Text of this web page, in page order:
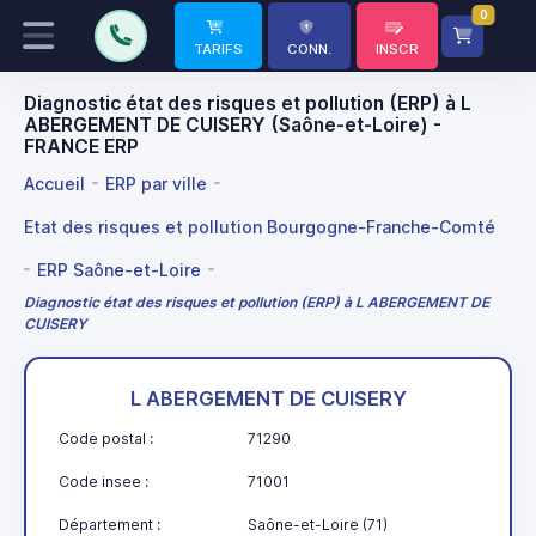
TARIFS CONN. INSCR
0
Diagnostic état des risques et pollution (ERP) à L
ABERGEMENT DE CUISERY (Saône-et-Loire) -
FRANCE ERP
Accueil ERP par ville
Etat des risques et pollution Bourgogne-Franche-Comté
ERP Saône-et-Loire
Diagnostic état des risques et pollution (ERP) à L ABERGEMENT DE
CUISERY
L ABERGEMENT DE CUISERY
Code postal : 71290
Code insee : 71001
Département : Saône-et-Loire (71)